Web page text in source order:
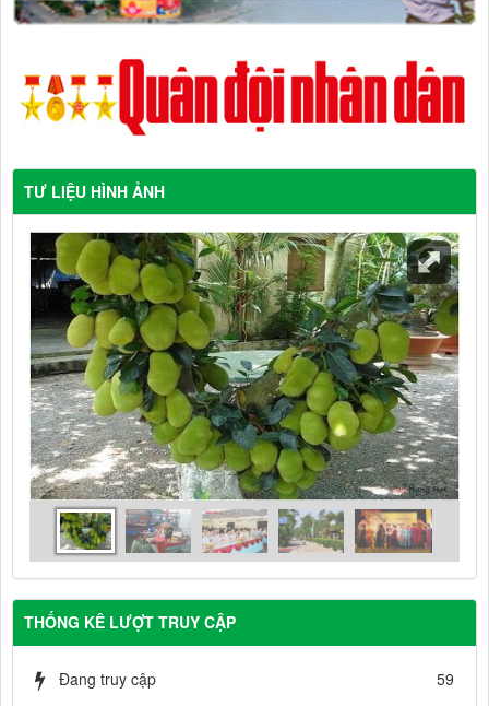
TƯ LIỆU HÌNH ẢNH
THỐNG KÊ LƯỢT TRUY CẬP
Đang truy cập 59